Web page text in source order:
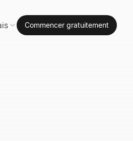
Commencer gratuitement